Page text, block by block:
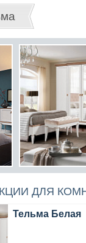
ДЛЯ
Тельма Белая